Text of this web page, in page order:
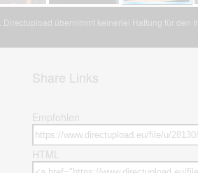
übernimmt keinerlei Haftung für den
Share Links
Empfohlen
HTML